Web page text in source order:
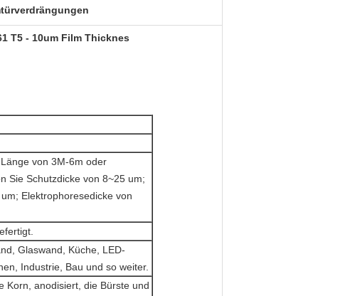
T5 - 10um Film Thicknes
von 3M-6m oder
Sie Schutzdicke von 8~25 um;
Elektrophoresedicke von
Glaswand, Küche, LED-
Industrie, Bau und so weiter.
Korn, anodisiert, die Bürste und